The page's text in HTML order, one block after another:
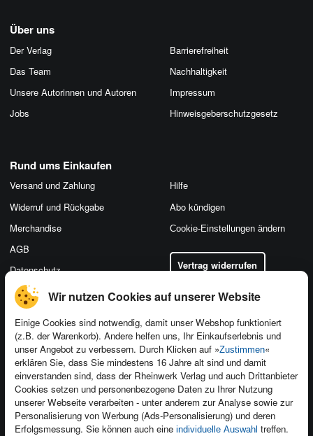
Wir nutzen Cookies auf unserer Website
Einige Cookies sind notwendig, damit unser Webshop funktioniert
(z.B. der Warenkorb). Andere helfen uns, Ihr Einkaufserlebnis und
unser Angebot zu verbessern. Durch Klicken auf »Zustimmen«
erklären Sie, dass Sie mindestens 16 Jahre alt sind und damit
einverstanden sind, dass der Rheinwerk Verlag und auch Drittanbieter
Cookies setzen und personenbezogene Daten zu Ihrer Nutzung
unserer Webseite verarbeiten - unter anderem zur Analyse sowie zur
Personalisierung von Werbung (Ads-Personalisierung) und deren
Erfolgsmessung. Sie können auch eine individuelle Auswahl treffen.
Über uns
Der Verlag
Das Team
Unsere Autorinnen und Autoren
Jobs
Barrierefreiheit
Nachhaltigkeit
Impressum
Hinweis­geber­schutz­gesetz
Kontakt
Newsletter
Für Unternehmen
Presseservice
Dozentenservice
Produktfeedback
Foreign Rights
Ein Buch schreiben
Rund ums Einkaufen
Versand und Zahlung
Widerruf und Rückgabe
Merchandise
AGB
Datenschutz
Hilfe
Abo kündigen
Cookie-Einstellungen ändern
Vertrag widerrufen